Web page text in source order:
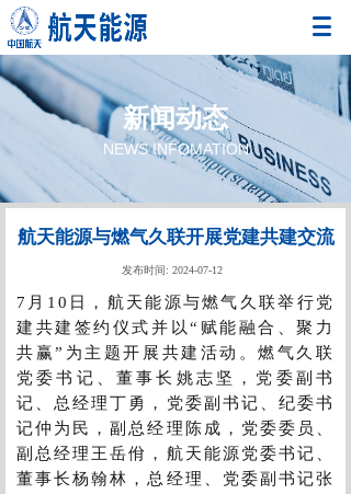
新闻动态
NEWS INFOMATION
航天能源与燃气久联开展党建共建交流
发布时间: 2024-07-12
7月10日，航天能源与燃气久联举行党
建共建签约仪式并以“赋能融合、聚力
共赢”为主题开展共建活动。燃气久联
党委书记、董事长姚志坚，党委副书
记、总经理丁勇，党委副书记、纪委书
记仲为民，副总经理陈成，党委委员、
副总经理王岳佾，航天能源党委书记、
董事长杨翰林，总经理、党委副书记张